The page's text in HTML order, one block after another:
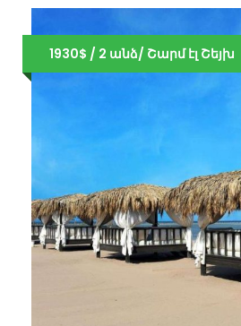
1930$ / 2 անձ/ Շարմ էլ Շեյխ